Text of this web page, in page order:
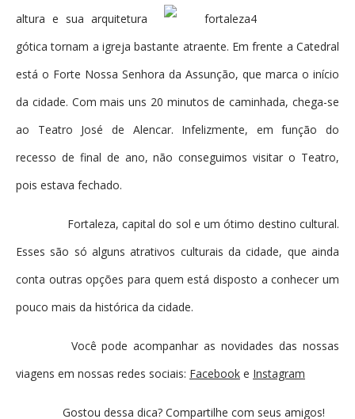
altura e sua arquitetura
gótica tornam a igreja bastante atraente. Em frente a Catedral
está o Forte Nossa Senhora da Assunção, que marca o início
da cidade. Com mais uns 20 minutos de caminhada, chega-se
ao Teatro José de Alencar. Infelizmente, em função do
recesso de final de ano, não conseguimos visitar o Teatro,
pois estava fechado.
Fortaleza, capital do sol e um ótimo destino cultural.
Esses são só alguns atrativos culturais da cidade, que ainda
conta outras opções para quem está disposto a conhecer um
pouco mais da histórica da cidade.
Você pode acompanhar as novidades das nossas
viagens em nossas redes sociais: Facebook e Instagram
Gostou dessa dica? Compartilhe com seus amigos!